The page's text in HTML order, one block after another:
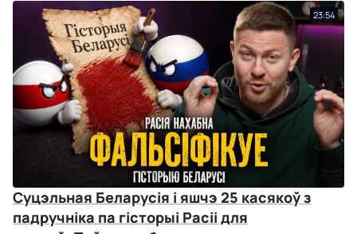
23:54
Суцэльная Беларусія і яшчэ 25 касякоў з
падручніка па гісторыі Расіі для